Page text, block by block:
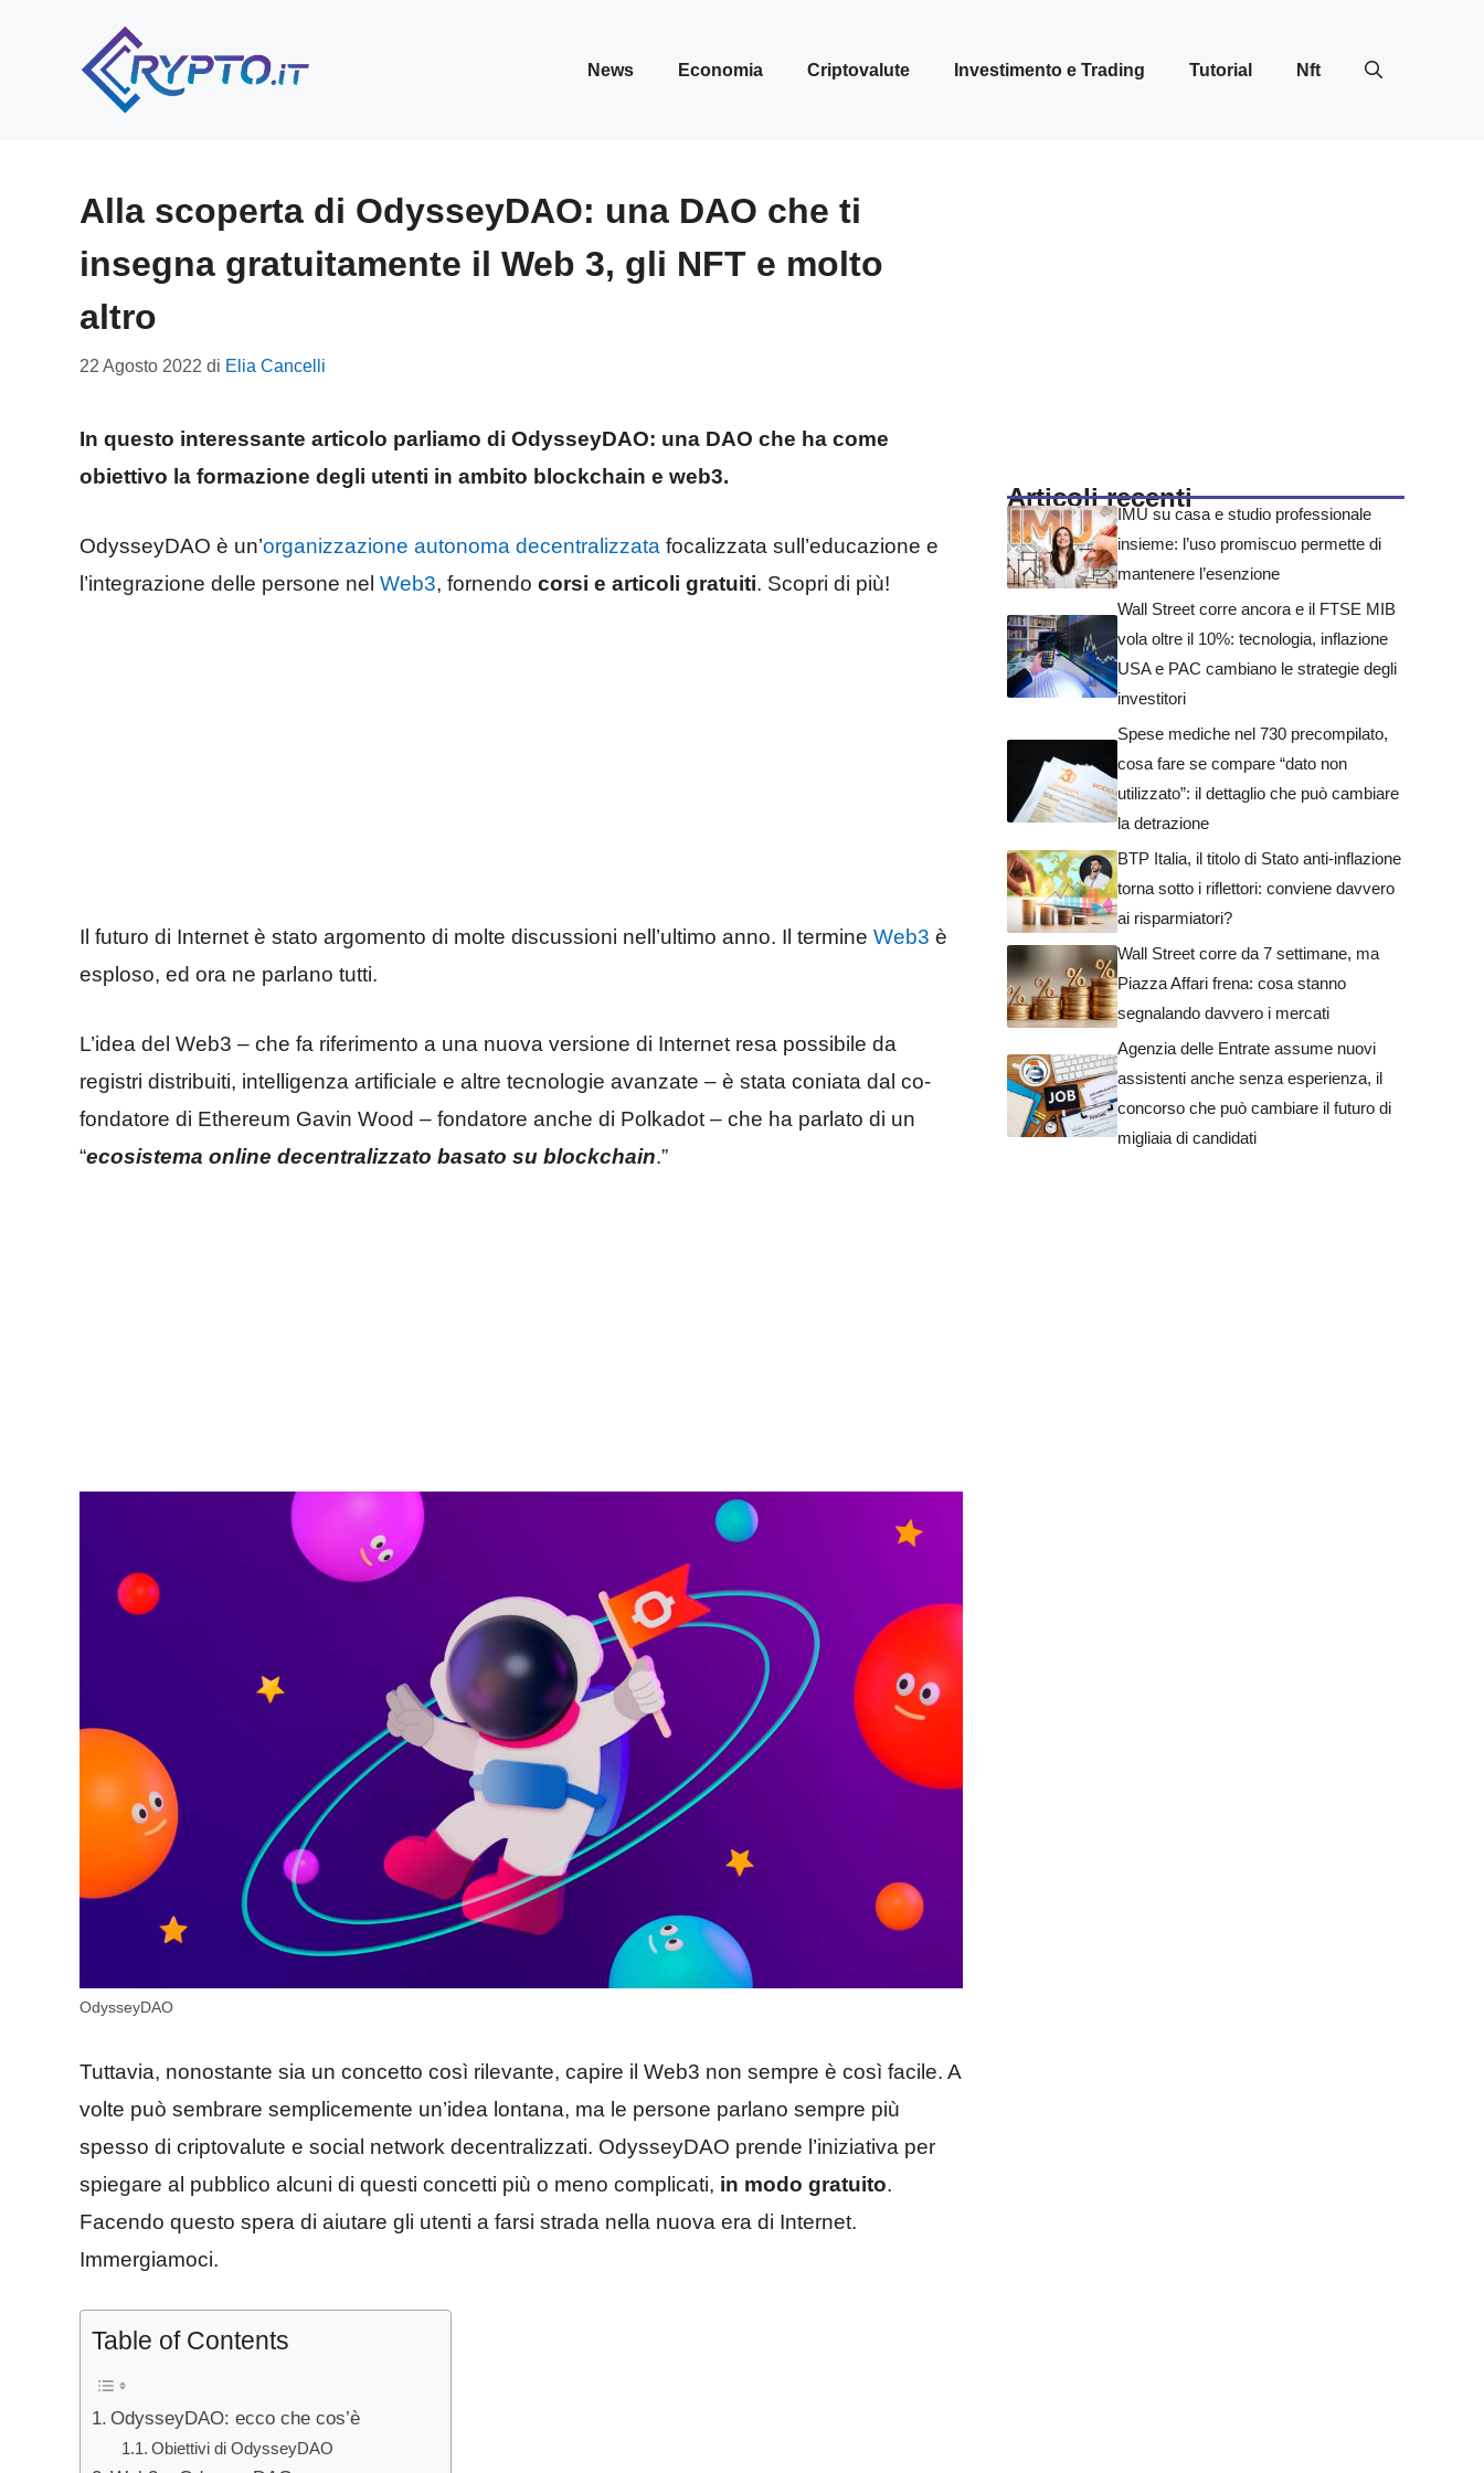
News Economia Criptovalute Investimento e Trading Tutorial Nft
Alla scoperta di OdysseyDAO: una DAO che ti
insegna gratuitamente il Web 3, gli NFT e molto
altro
22 Agosto 2022 di Elia Cancelli
In questo interessante articolo parliamo di OdysseyDAO: una DAO che ha come
obiettivo la formazione degli utenti in ambito blockchain e web3.
OdysseyDAO è un’organizzazione autonoma decentralizzata focalizzata sull’educazione e
l’integrazione delle persone nel Web3, fornendo corsi e articoli gratuiti. Scopri di più!
Il futuro di Internet è stato argomento di molte discussioni nell’ultimo anno. Il termine Web3 è
esploso, ed ora ne parlano tutti.
L’idea del Web3 – che fa riferimento a una nuova versione di Internet resa possibile da
registri distribuiti, intelligenza artificiale e altre tecnologie avanzate – è stata coniata dal co-
fondatore di Ethereum Gavin Wood – fondatore anche di Polkadot – che ha parlato di un
“ecosistema online decentralizzato basato su blockchain.”
OdysseyDAO
Tuttavia, nonostante sia un concetto così rilevante, capire il Web3 non sempre è così facile. A
volte può sembrare semplicemente un’idea lontana, ma le persone parlano sempre più
spesso di criptovalute e social network decentralizzati. OdysseyDAO prende l’iniziativa per
spiegare al pubblico alcuni di questi concetti più o meno complicati, in modo gratuito.
Facendo questo spera di aiutare gli utenti a farsi strada nella nuova era di Internet.
Immergiamoci.
Table of Contents
OdysseyDAO: ecco che cos’è
Obiettivi di OdysseyDAO
Articoli recenti
IMU su casa e studio professionale
insieme: l’uso promiscuo permette di
mantenere l’esenzione
Wall Street corre ancora e il FTSE MIB
vola oltre il 10%: tecnologia, inflazione
USA e PAC cambiano le strategie degli
investitori
Spese mediche nel 730 precompilato,
cosa fare se compare “dato non
utilizzato”: il dettaglio che può cambiare
la detrazione
BTP Italia, il titolo di Stato anti-inflazione
torna sotto i riflettori: conviene davvero
ai risparmiatori?
Wall Street corre da 7 settimane, ma
Piazza Affari frena: cosa stanno
segnalando davvero i mercati
Agenzia delle Entrate assume nuovi
assistenti anche senza esperienza, il
concorso che può cambiare il futuro di
migliaia di candidati